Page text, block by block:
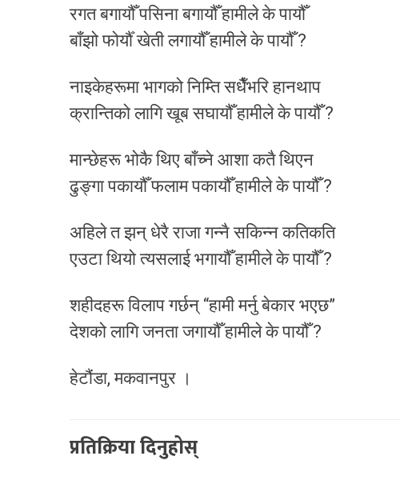
रगत बगायौँ पसिना बगायौँ हामीले के पायौँ
बाँझो फोर्यौँ खेती लगायौँ हामीले के पायौँ ?
नाइकेहरूमा भागको निम्ति सधैँभरि हानथाप
क्रान्तिको लागि खूब सघायौँ हामीले के पायौँ ?
मान्छेहरू भोकै थिए बाँच्ने आशा कतै थिएन
ढुङ्गा पकायौँ फलाम पकायौँ हामीले के पायौँ ?
अहिले त झन् धेरै राजा गन्नै सकिन्न कतिकति
एउटा थियो त्यसलाई भगायौँ हामीले के पायौँ ?
शहीदहरू विलाप गर्छन् “हामी मर्नु बेकार भएछ”
देशको लागि जनता जगायौँ हामीले के पायौँ ?
हेटौंडा, मकवानपुर ।
प्रतिक्रिया दिनुहोस्